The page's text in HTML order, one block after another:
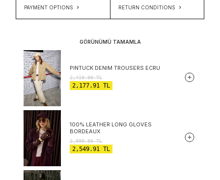
PAYMENT OPTIONS RETURN CONDITIONS
GÖRÜNÜMÜ TAMAMLA
PINTUCK DENIM TROUSERS ECRU
2,419.90TL
2,177.91 TL
100% LEATHER LONG GLOVES
BORDEAUX
2,999.90TL
2,549.91 TL